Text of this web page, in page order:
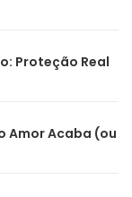
Proteção Real
Amor Acaba (ou